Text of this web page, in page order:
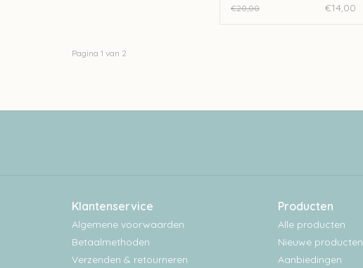
€20,00 €14,00
Pagina 1 van 2
Klantenservice
Algemene voorwaarden
Betaalmethoden
Verzenden & retourneren
Producten
Alle producten
Nieuwe producten
Aanbiedingen